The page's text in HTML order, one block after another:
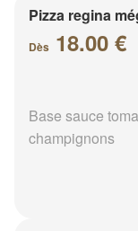
Pizza regina
Dès 18.00 €
Base sauce
champignons